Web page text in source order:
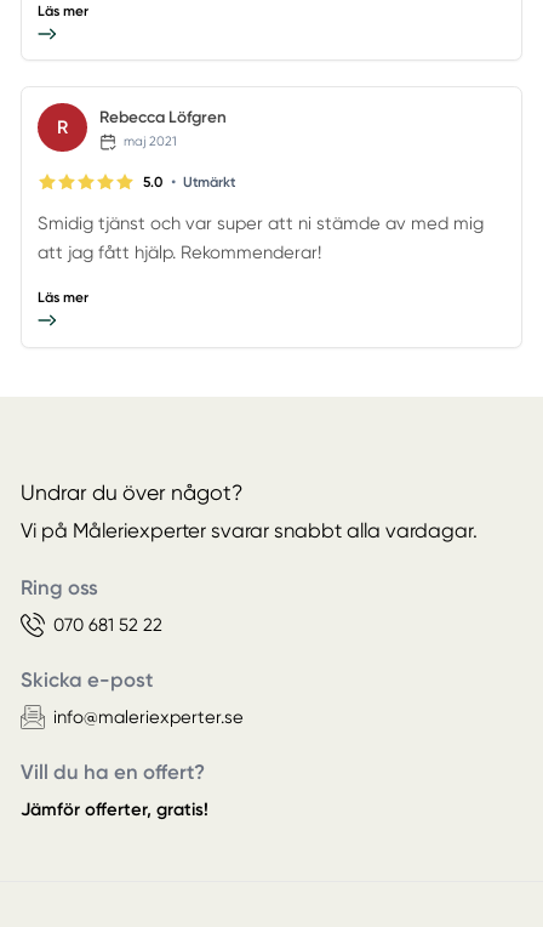
Läs mer
R Rebecca Löfgren
maj 2021
5.0 • Utmärkt
Smidig tjänst och var super att ni stämde av med mig
att jag fått hjälp. Rekommenderar!
Läs mer
Undrar du över något?
Vi på Måleriexperter svarar snabbt alla vardagar.
Ring oss
070 681 52 22
Skicka e-post
info@maleriexperter.se
Vill du ha en offert?
Jämför offerter, gratis!